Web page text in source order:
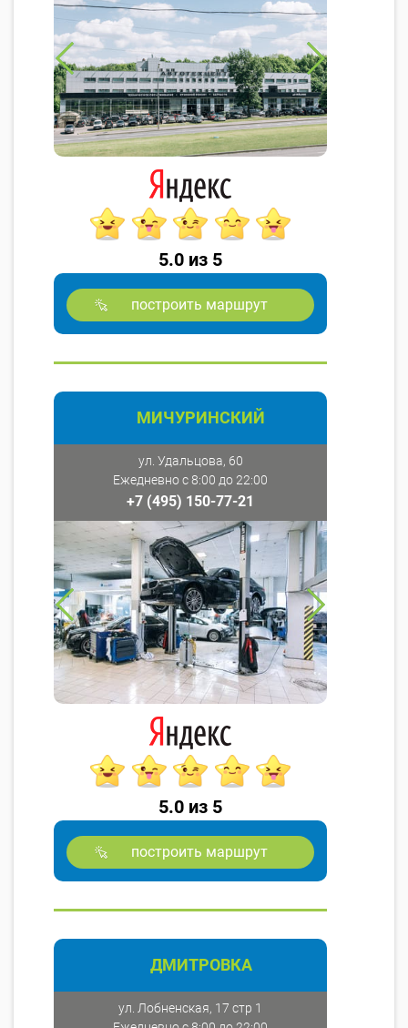
5.0 из 5
построить маршрут
МИЧУРИНСКИЙ
ул. Удальцова, 60
Ежедневно с 8:00 до 22:00
+7 (495) 150-77-21
5.0 из 5
построить маршрут
ДМИТРОВКА
ул. Лобненская, 17 стр 1